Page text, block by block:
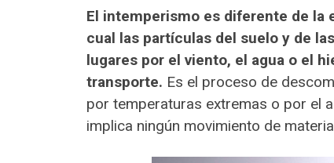
El intemperismo es diferente de la
cual las partículas del suelo y de
lugares por el viento, el agua o el
transporte. Es el proceso de
por temperaturas extremas o por el
implica ningún movimiento de